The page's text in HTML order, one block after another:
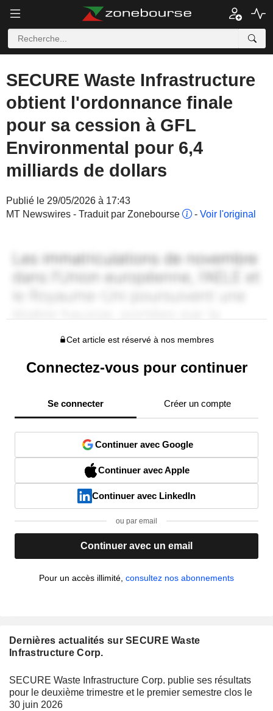
SECURE Waste Infrastructure
obtient l'ordonnance finale
pour sa cession à GFL
Environmental pour 6,4
milliards de dollars
Publié le 29/05/2026 à 17:43
MT Newswires - Traduit par Zonebourse
- Voir l'original
Cet article est réservé à nos membres
Connectez-vous pour continuer
Se connecter Créer un compte
Continuer avec Google
Continuer avec Apple
Continuer avec LinkedIn
ou par email
Continuer avec un email
Pour un accès illimité, consultez nos abonnements
Dernières actualités sur SECURE Waste
Infrastructure Corp.
SECURE Waste Infrastructure Corp. publie ses résultats
pour le deuxième trimestre et le premier semestre clos le
30 juin 2026